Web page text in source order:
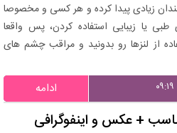
زیادی پیدا کرده و هر کسی و مخصوصا
طبی یا زیبایی استفاده کردن، پس واقعا
از لنزها رو بدونید و مراقب چشم های
ادامه
+ عکس و اینفوگرافی